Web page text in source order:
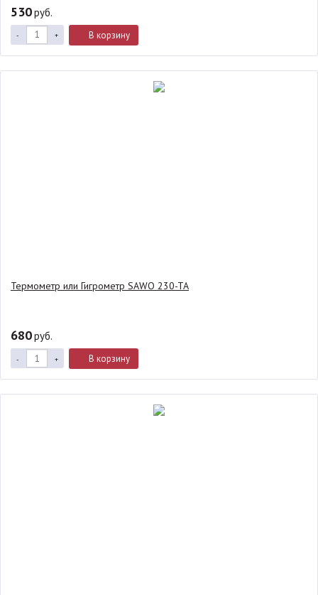
530руб.
- + В корзину
Термометр или Гигрометр SAWO 230-TA
680руб.
- + В корзину